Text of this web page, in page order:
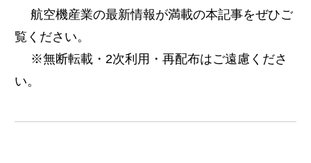
航空機産業の最新情報が満載の本記事をぜひご
覧ください。
※無断転載・2次利用・再配布はご遠慮くださ
い。